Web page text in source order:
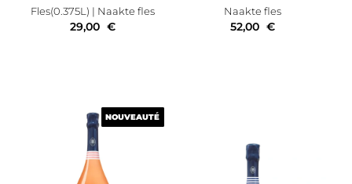
Fles(0.375L) | Naakte fles
29,00 €
Naakte fles
52,00 €
NOUVEAUTÉ
NOUVEAUTÉ